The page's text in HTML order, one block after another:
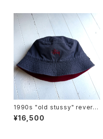
1990s "old stussy" reversi
ble bucket hat
¥16,500